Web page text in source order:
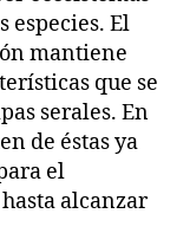
especies. El
mantiene
que se
serales. En
de éstas ya
el
alcanzar